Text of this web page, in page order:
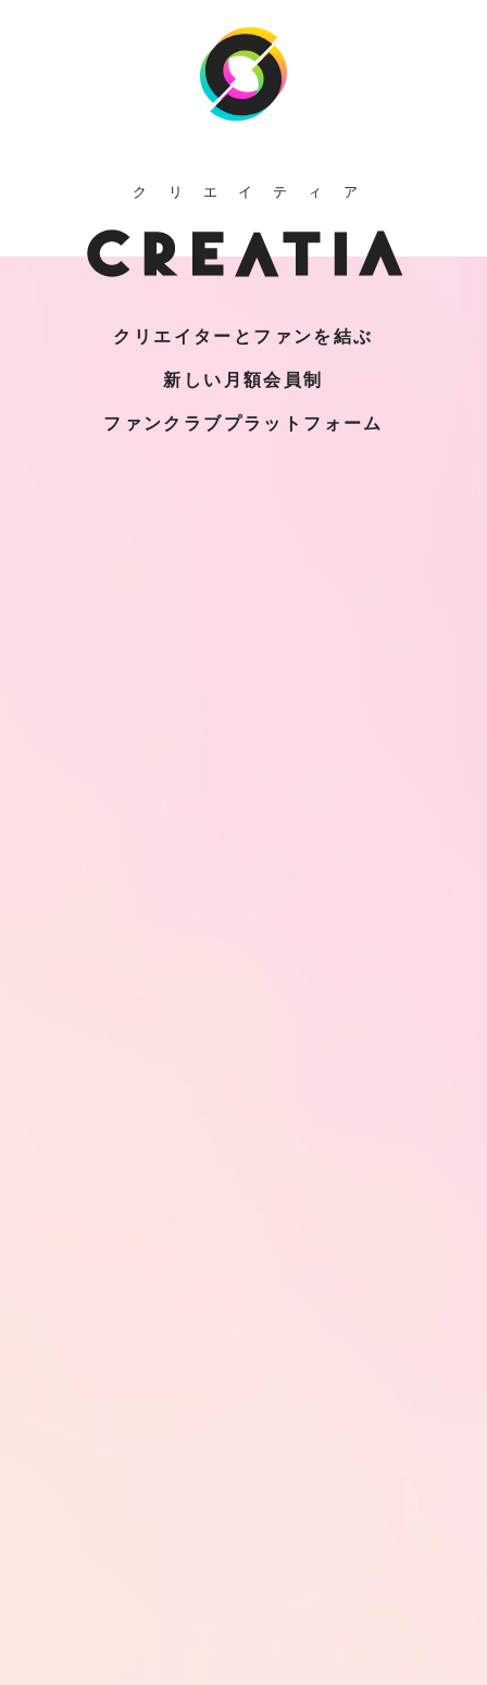
クリエイティア
クリエイターとファンを結ぶ
新しい月額会員制
ファンクラブプラットフォーム